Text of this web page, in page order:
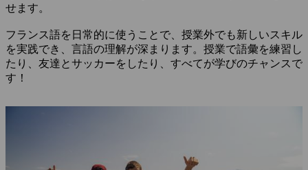
せます。
フランス語を日常的に使うことで、授業外でも新しいスキル
を実践でき、言語の理解が深まります。授業で語彙を練習し
たり、友達とサッカーをしたり、すべてが学びのチャンスで
す！